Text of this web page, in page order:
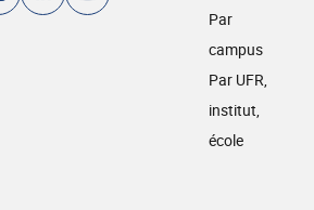
Par
campus
Par UFR,
institut,
école